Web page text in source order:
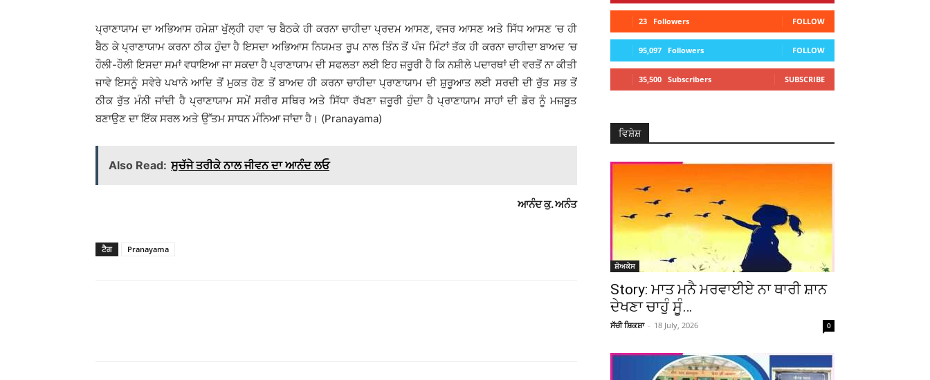
ਪ੍ਰਾਣਾਯਾਮ ਦਾ ਅਭਿਆਸ ਹਮੇਸ਼ਾ ਖੁੱਲ੍ਹੀ ਹਵਾ ’ਚ ਬੈਠਕੇ ਹੀ ਕਰਨਾ ਚਾਹੀਦਾ ਪ੍ਰਦਮ ਆਸਣ, ਵਜਰ ਆਸਣ ਅਤੇ ਸਿੱਧ ਆਸਣ ’ਚ ਹੀ
ਬੈਠ ਕੇ ਪ੍ਰਾਣਾਯਾਮ ਕਰਨਾ ਠੀਕ ਹੁੰਦਾ ਹੈ ਇਸਦਾ ਅਭਿਆਸ ਨਿਯਮਤ ਰੂਪ ਨਾਲ ਤਿੰਨ ਤੋਂ ਪੰਜ ਮਿੰਟਾਂ ਤੱਕ ਹੀ ਕਰਨਾ ਚਾਹੀਦਾ ਬਾਅਦ ’ਚ
ਹੌਲੀ-ਹੌਲੀ ਇਸਦਾ ਸਮਾਂ ਵਧਾਇਆ ਜਾ ਸਕਦਾ ਹੈ ਪ੍ਰਾਣਾਯਾਮ ਦੀ ਸਫਲਤਾ ਲਈ ਇਹ ਜ਼ਰੂਰੀ ਹੈ ਕਿ ਨਸ਼ੀਲੇ ਪਦਾਰਥਾਂ ਦੀ ਵਰਤੋਂ ਨਾ ਕੀਤੀ
ਜਾਵੇ ਇਸਨੂੰ ਸਵੇਰੇ ਪਖਾਨੇ ਆਦਿ ਤੋਂ ਮੁਕਤ ਹੋਣ ਤੋਂ ਬਾਅਦ ਹੀ ਕਰਨਾ ਚਾਹੀਦਾ ਪ੍ਰਾਣਾਯਾਮ ਦੀ ਸ਼ੁਰੂਆਤ ਲਈ ਸਰਦੀ ਦੀ ਰੁੱਤ ਸਭ ਤੋਂ
ਠੀਕ ਰੁੱਤ ਮੰਨੀ ਜਾਂਦੀ ਹੈ ਪ੍ਰਾਣਾਯਾਮ ਸਮੇਂ ਸਰੀਰ ਸਥਿਰ ਅਤੇ ਸਿੱਧਾ ਰੱਖਣਾ ਜ਼ਰੂਰੀ ਹੁੰਦਾ ਹੈ ਪ੍ਰਾਣਾਯਾਮ ਸਾਹਾਂ ਦੀ ਡੋਰ ਨੂੰ ਮਜ਼ਬੂਤ
ਬਣਾਉਣ ਦਾ ਇੱਕ ਸਰਲ ਅਤੇ ਉੱਤਮ ਸਾਧਨ ਮੰਨਿਆ ਜਾਂਦਾ ਹੈ। (Pranayama)
Also Read: ਸੁਚੱਜੇ ਤਰੀਕੇ ਨਾਲ ਜੀਵਨ ਦਾ ਆਨੰਦ ਲਓ
ਆਨੰਦ ਕੁ. ਅਨੰਤ
ਟੈਗ Pranayama
Telegram
23 Followers FOLLOW
95,097 Followers FOLLOW
35,500 Subscribers SUBSCRIBE
ਵਿਸ਼ੇਸ਼
ਸ਼ੋਅਕੇਸ
Story: ਮਾਤ ਮਨੈ ਮਰਵਾਈਏ ਨਾ ਥਾਰੀ ਸ਼ਾਨ
ਦੇਖਣਾ ਚਾਹੁੰ ਸੂੰ…
ਸੱਚੀ ਸ਼ਿਕਸ਼ਾ - 18 July, 2026 0